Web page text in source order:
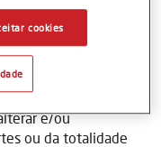
e/ou
ou da totalidade
cookies